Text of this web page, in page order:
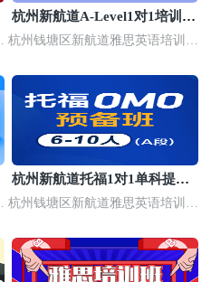
杭州新航道A-Level1对1培训机
构
杭州钱塘区新航道雅思英语培训
杭州新航道托福1对1单科提分
班培训价格
杭州钱塘区新航道雅思英语培训